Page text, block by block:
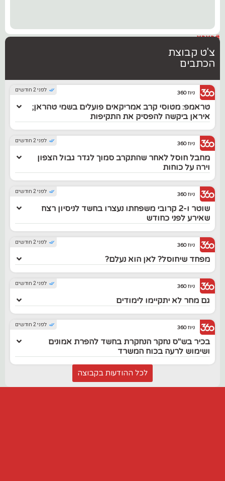
#בארץ
צ'ט קבוצת
הכתבים
לפני 2 חודשים ניוז 360
טראמפ: מטוסי קרב אמריקאים פועלים בשמי טהראן;
איראן ביקשה להפסיק את התקיפות
לפני 2 חודשים ניוז 360
מחבל חוסל לאחר שהתקרב סמוך לגדר גבול הצפון
וירה על כוחות
לפני 2 חודשים ניוז 360
שוטר ו-2 קרובי משפחתו נעצרו בחשד לניסיון רצח
שאירע לפני כחודש
לפני 2 חודשים ניוז 360
מפחד שיחוסל? לאן הוא נעלם?
לפני 2 חודשים ניוז 360
גם מחר לא יתקיימו לימודים
לפני 2 חודשים ניוז 360
בכיר בש"ס נחקר הנחקרת בחשד להפרת אמונים
ושימוש לרעה בכוח המשרד
לכל ההודעות בקבוצה